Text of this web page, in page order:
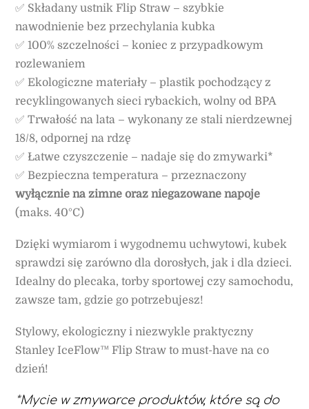
✅ Składany ustnik Flip Straw – szybkie
nawodnienie bez przechylania kubka
✅ 100% szczelności – koniec z przypadkowym
rozlewaniem
✅ Ekologiczne materiały – plastik pochodzący z
recyklingowanych sieci rybackich, wolny od BPA
✅ Trwałość na lata – wykonany ze stali nierdzewnej
18/8, odpornej na rdzę
✅ Łatwe czyszczenie – nadaje się do zmywarki*
✅ Bezpieczna temperatura – przeznaczony
wyłącznie na zimne oraz niegazowane napoje
(maks. 40°C)
Dzięki wymiarom i wygodnemu uchwytowi, kubek
sprawdzi się zarówno dla dorosłych, jak i dla dzieci.
Idealny do plecaka, torby sportowej czy samochodu,
zawsze tam, gdzie go potrzebujesz!
Stylowy, ekologiczny i niezwykle praktyczny
Stanley IceFlow™ Flip Straw to must-have na co
dzień!
*Mycie w zmywarce produktów, które są do